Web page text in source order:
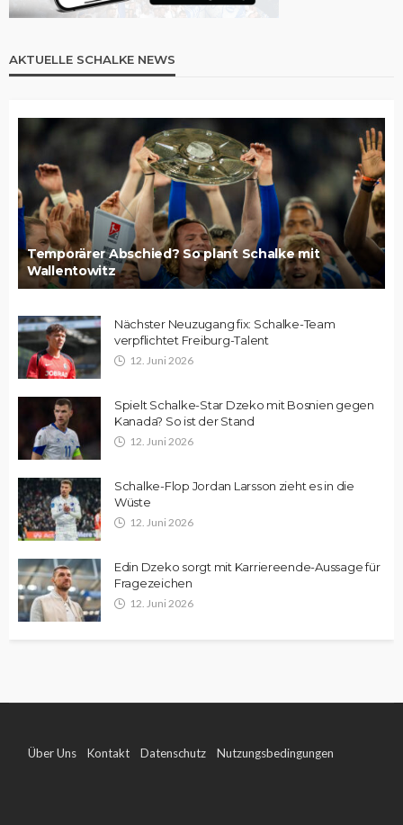
AKTUELLE SCHALKE NEWS
Temporärer Abschied? So plant Schalke mit
Wallentowitz
Nächster Neuzugang fix: Schalke-Team
verpflichtet Freiburg-Talent
12. Juni 2026
Spielt Schalke-Star Dzeko mit Bosnien gegen
Kanada? So ist der Stand
12. Juni 2026
Schalke-Flop Jordan Larsson zieht es in die
Wüste
12. Juni 2026
Edin Dzeko sorgt mit Karriereende-Aussage für
Fragezeichen
12. Juni 2026
Über Uns Kontakt Datenschutz Nutzungsbedingungen